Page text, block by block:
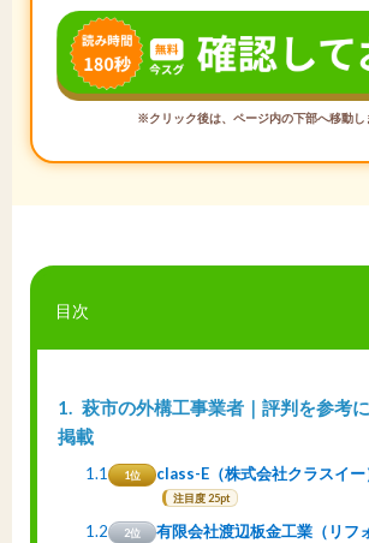
※クリック後は、ページ内の下部へ移動し
目次
1
萩市の外構工事業者｜評判を参考
掲載
1.1 1位 class-E（株式会社クラスイー
注目度 25pt
1.2 2位
有限会社渡辺板金工業（リフ